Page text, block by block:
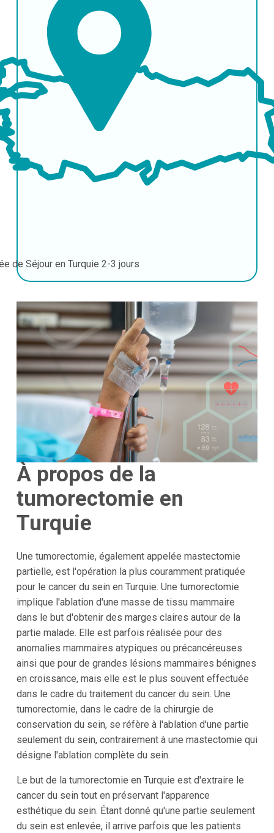
de Séjour en Turquie 2-3 jours
À propos de la
tumorectomie en
Turquie
Une tumorectomie, également appelée mastectomie
partielle, est l'opération la plus couramment pratiquée
pour le cancer du sein en Turquie. Une tumorectomie
implique l'ablation d'une masse de tissu mammaire
dans le but d'obtenir des marges claires autour de la
partie malade. Elle est parfois réalisée pour des
anomalies mammaires atypiques ou précancéreuses
ainsi que pour de grandes lésions mammaires bénignes
en croissance, mais elle est le plus souvent effectuée
dans le cadre du traitement du cancer du sein. Une
tumorectomie, dans le cadre de la chirurgie de
conservation du sein, se réfère à l'ablation d'une partie
seulement du sein, contrairement à une mastectomie qui
désigne l'ablation complète du sein.
Le but de la tumorectomie en Turquie est d'extraire le
cancer du sein tout en préservant l'apparence
esthétique du sein. Étant donné qu'une partie seulement
du sein est enlevée, il arrive parfois que les patients